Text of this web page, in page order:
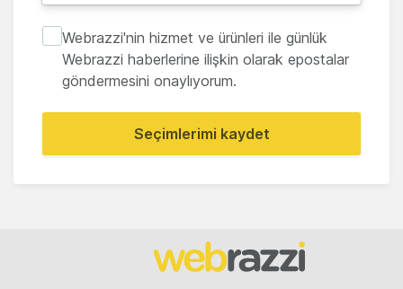
Webrazzi'nin hizmet ve ürünleri ile günlük
Webrazzi haberlerine ilişkin olarak epostalar
göndermesini onaylıyorum.
Seçimlerimi kaydet